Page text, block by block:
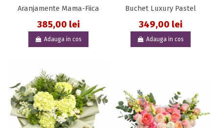
Aranjamente Mama-Fiica
385,00 lei
Adauga in cos
Buchet Luxury Pastel
349,00 lei
Adauga in cos